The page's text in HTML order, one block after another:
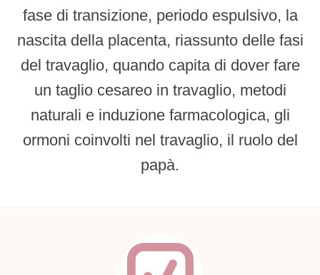
fase di transizione, periodo espulsivo, la
nascita della placenta, riassunto delle fasi
del travaglio, quando capita di dover fare
un taglio cesareo in travaglio, metodi
naturali e induzione farmacologica, gli
ormoni coinvolti nel travaglio, il ruolo del
papà.